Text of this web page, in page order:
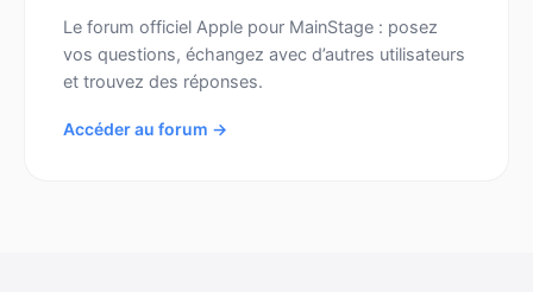
Le forum officiel Apple pour MainStage : posez
vos questions, échangez avec d’autres utilisateurs
et trouvez des réponses.
Accéder au forum →